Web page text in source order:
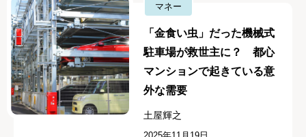
マネー
「金食い虫」だった機械式
駐車場が救世主に？ 都心
マンションで起きている意
外な需要
土屋輝之